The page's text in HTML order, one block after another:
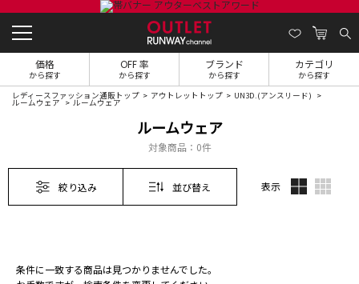
価格
から探す
OFF 率
から探す
ブランド
から探す
カテゴリ
から探す
レディースファッション通販トップ アウトレットトップ UN3D.(アンスリード)
ルームウェア ルームウェア
ルームウェア
対象商品： 0件
絞り込み 並び替え 表示
条件に一致する商品は見つかりませんでした。